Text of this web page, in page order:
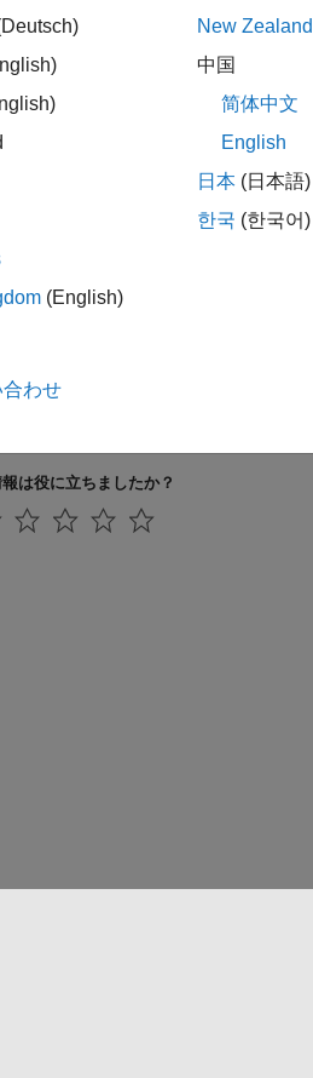
は役に立ちましたか？
(English)
New Zealand
中国
简体中文
English
日本 (日本語)
한국 (한국어)
わせ